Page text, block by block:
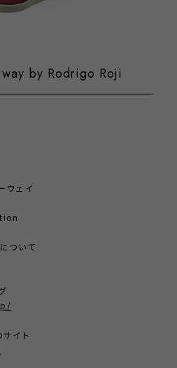
by Rodrigo Roji
ウェイ
ついて
イト